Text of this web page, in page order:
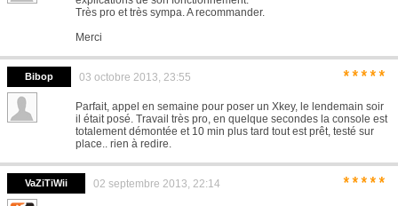
Très pro et très sympa. A recommander.
Merci
Bibop 03 octobre 2013, 23:55 *****
Parfait, appel en semaine pour poser un Xkey, le lendemain soir
il était posé. Travail très pro, en quelque secondes la console est
totalement démontée et 10 min plus tard tout est prêt, testé sur
place.. rien à redire.
VaZiTiWii 02 septembre 2013, 22:14 *****